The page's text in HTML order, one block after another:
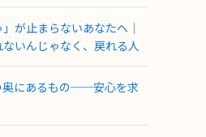
」が止まらないあなたへ｜
いんじゃなく、戻れる人
奥にあるもの──安心を求